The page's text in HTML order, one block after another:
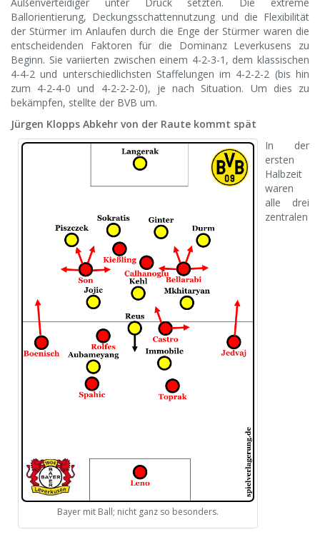
Außenverteidiger unter Druck setzten. Die extreme
Ballorientierung, Deckungsschattennutzung und die Flexibilität
der Stürmer im Anlaufen durch die Enge der Stürmer waren die
entscheidenden Faktoren für die Dominanz Leverkusens zu
Beginn. Sie variierten zwischen einem 4-2-3-1, dem klassischen
4-4-2 und unterschiedlichsten Staffelungen im 4-2-2-2 (bis hin
zum 4-2-4-0 und 4-2-2-2-0), je nach Situation. Um dies zu
bekämpfen, stellte der BVB um.
Jürgen Klopps Abkehr von der Raute kommt spät
Bayer mit Ball; nicht ganz so besonders.
In der
ersten
Halbzeit
waren
alle drei
zentralen